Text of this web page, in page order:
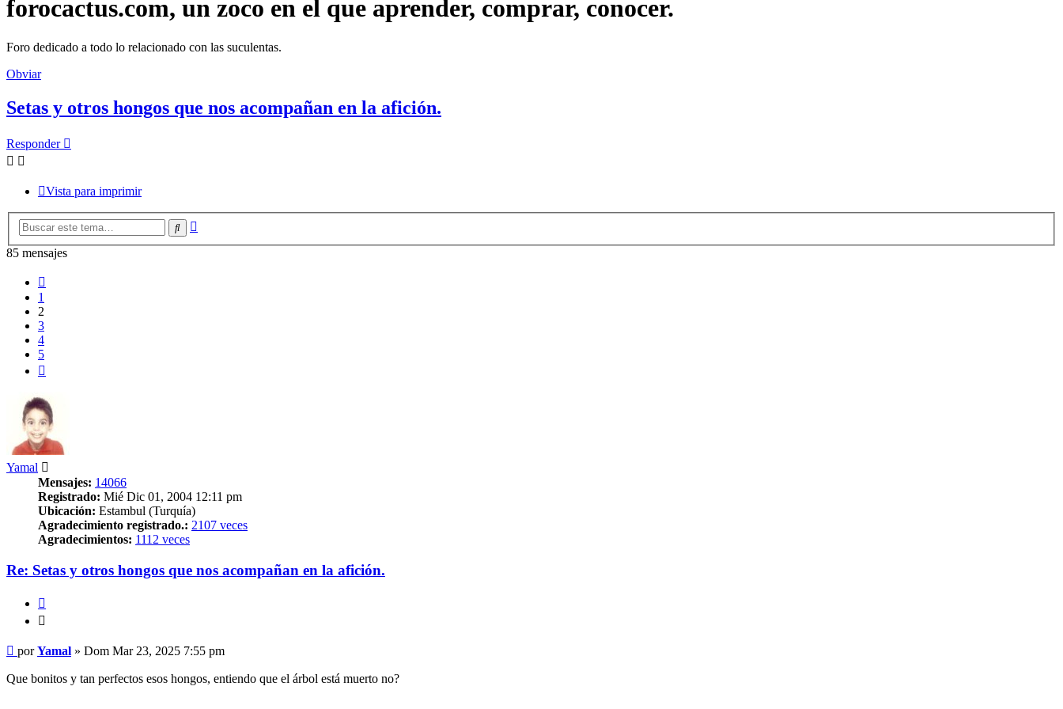
forocactus.com, un zoco en el que aprender, comprar, conocer.
Foro dedicado a todo lo relacionado con las suculentas.
Obviar
Setas y otros hongos que nos acompañan en la afición.
Responder
Vista para imprimir
Buscar
85 mensajes
1
2
3
4
5
Yamal
Mensajes: 14066
Registrado: Mié Dic 01, 2004 12:11 pm
Ubicación: Estambul (Turquía)
Agradecimiento registrado.: 2107 veces
Agradecimientos: 1112 veces
Re: Setas y otros hongos que nos acompañan en la afición.
Mensaje
porYamal » Dom Mar 23, 2025 7:55 pm
Que bonitos y tan perfectos esos hongos, entiendo que el árbol está muerto no?